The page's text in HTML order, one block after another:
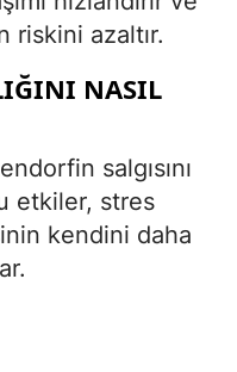
riskini azaltır.
NASIL
salgısını
etkiler, stres
kendini daha